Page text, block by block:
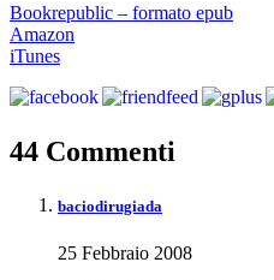
Bookrepublic – formato epub
Amazon
iTunes
44 Commenti
baciodirugiada
25 Febbraio 2008